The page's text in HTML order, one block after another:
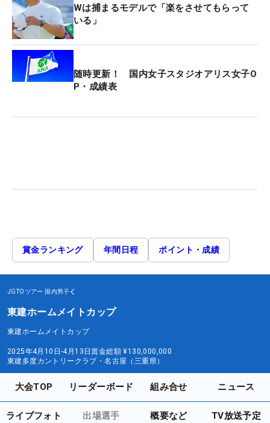
Wは捕まるモデルで「楽をさせてもらって
いる」
随時更新！ 国内女子スタジオアリス女子O
P・成績表
賞金ランキング 年間日程 ポイント・成績
JGTOツアー 国内男子
東建ホームメイトカップ
東建ホームメイトカップ
2025年4月10日-4月13日賞金総額 ¥130,000,000
東建多度カントリークラブ・名古屋（三重県）
大会TOP リーダーボード 組み合せ ニュース
ライブフォト 出場選手 概要など TV放送予定